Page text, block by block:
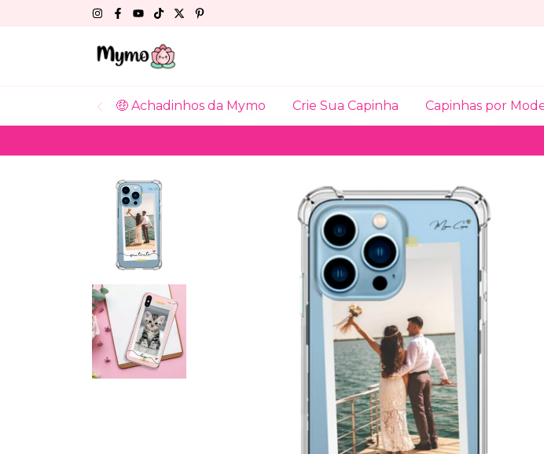
🤑 Achadinhos da Mymo Crie Sua Capinha Capinhas por